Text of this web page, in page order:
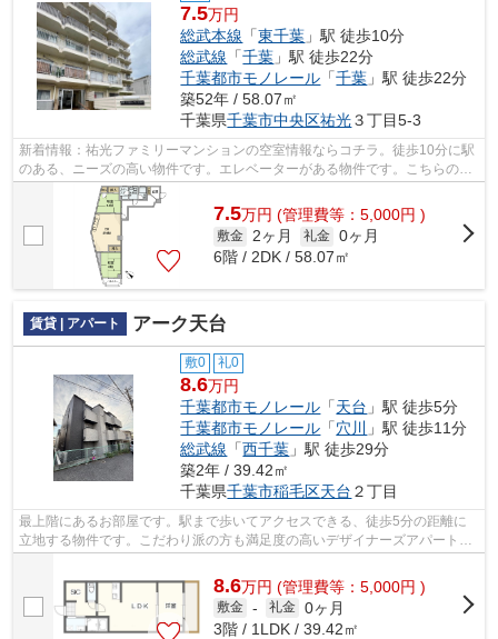
7.5万円
総武本線 「東千葉 」駅 徒歩10分
総武線 「千葉 」駅 徒歩22分
千葉都市モノレール 「千葉 」駅 徒歩22分
築52年 / 58.07㎡
千葉県千葉市中央区祐光３丁目5-3
新着情報：祐光ファミリーマンションの空室情報ならコチラ。徒歩10分に駅
のある、ニーズの高い物件です。エレベーターがある物件です。こちらの物
件はマンションです。失敗したくない...
7.5万円 (管理費等：5,000円 )
敷金 2ヶ月 礼金 0ヶ月
6階 / 2DK / 58.07㎡
賃貸 | アパート アーク天台
敷0 礼0
8.6万円
千葉都市モノレール 「天台 」駅 徒歩5分
千葉都市モノレール 「穴川
」駅 徒歩11分
総武線 「西千葉 」駅 徒歩29分
築2年 / 39.42㎡
千葉県千葉市稲毛区天台 ２丁目
最上階にあるお部屋です。駅まで歩いてアクセスできる、徒歩5分の距離に
立地する物件です。こだわり派の方も満足度の高いデザイナーズアパートで
8.6万円 (管理費等：5,000円 )
敷金 - 礼金 0ヶ月
3階 / 1LDK / 39.42㎡